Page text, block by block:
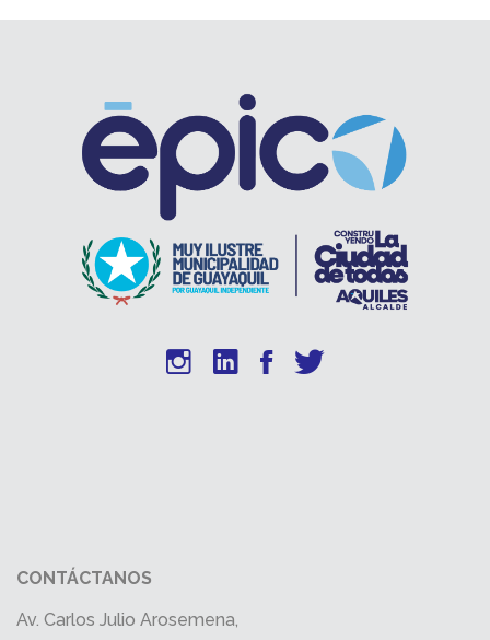
CONTÁCTANOS
Av. Carlos Julio Arosemena,